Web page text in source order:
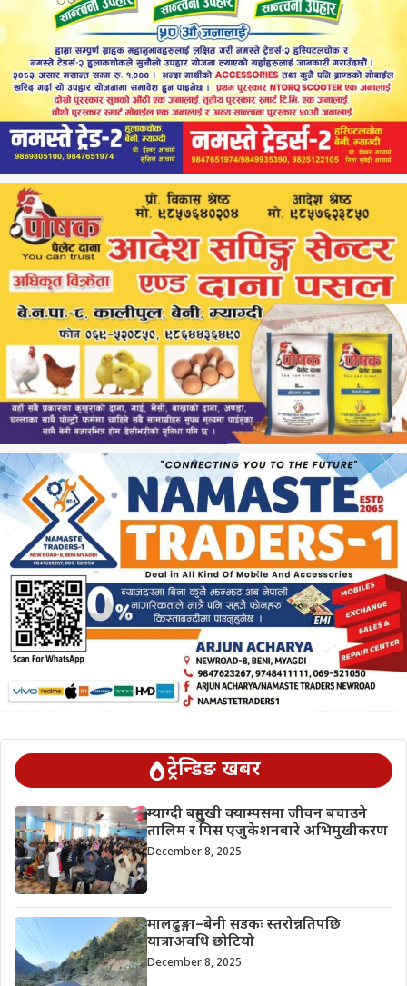
ट्रेन्डिङ खबर
म्याग्दी बहुमुखी क्याम्पसमा जीवन बचाउने
तालिम र पिस एजुकेशनबारे अभिमुखीकरण
December 8, 2025
मालढुङ्गा–बेनी सडकः स्तरोन्नतिपछि
यात्राअवधि छोटियो
December 8, 2025